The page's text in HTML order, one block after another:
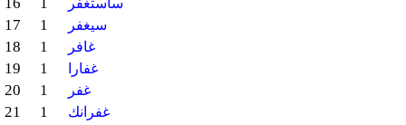
سأستغفر
17 1 سيغفر
18 1 غافر
19 1 غفارا
20 1 غفر
21 1 غفرانك